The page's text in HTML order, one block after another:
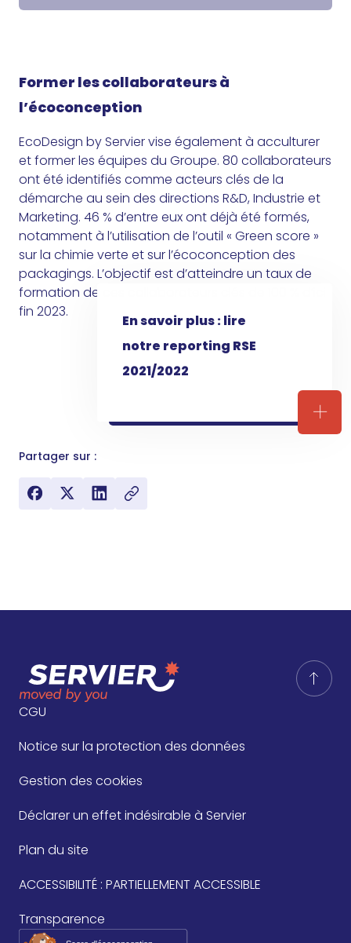
Former les collaborateurs à
l’écoconception
EcoDesign by Servier vise également à acculturer
et former les équipes du Groupe. 80 collaborateurs
ont été identifiés comme acteurs clés de la
démarche au sein des directions R&D, Industrie et
Marketing. 46 % d’entre eux ont déjà été formés,
notamment à l’utilisation de l’outil « Green score »
sur la chimie verte et sur l’écoconception des
packagings. L’objectif est d’atteindre un taux de
formation de ces collaborateurs clés de 100 % d’ici
fin 2023.
En savoir plus : lire
notre reporting RSE
2021/2022
En
Partager sur :
CGU
Notice sur la protection des données
Gestion des cookies
Déclarer un effet indésirable à Servier
Plan du site
ACCESSIBILITÉ : PARTIELLEMENT ACCESSIBLE
Transparence